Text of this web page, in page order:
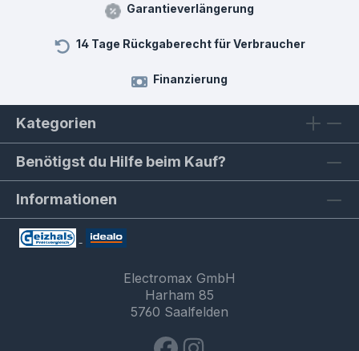
Garantieverlängerung
14 Tage Rückgaberecht für Verbraucher
Finanzierung
Kategorien
Benötigst du Hilfe beim Kauf?
Informationen
Electromax GmbH
Harham 85
5760 Saalfelden